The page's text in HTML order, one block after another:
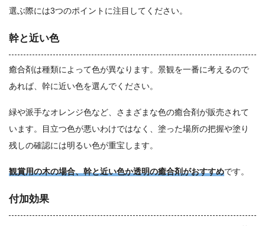
選ぶ際には3つのポイントに注目してください。
幹と近い色
癒合剤は種類によって色が異なります。景観を一番に考えるので
あれば、幹に近い色を選んでください。
緑や派手なオレンジ色など、さまざまな色の癒合剤が販売されて
います。目立つ色が悪いわけではなく、塗った場所の把握や塗り
残しの確認には明るい色が重宝します。
観賞用の木の場合、幹と近い色か透明の癒合剤がおすすめです。
付加効果